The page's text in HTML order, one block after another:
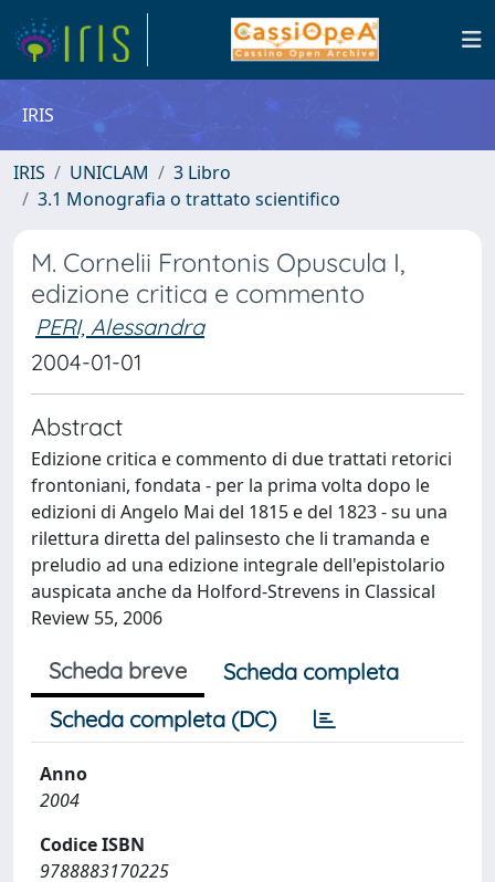
IRIS
IRIS UNICLAM
3 Libro
3.1 Monografia o trattato scientifico
M. Cornelii Frontonis Opuscula I,
edizione critica e commento
PERI, Alessandra
2004-01-01
Abstract
Edizione critica e commento di due trattati retorici
frontoniani, fondata - per la prima volta dopo le
edizioni di Angelo Mai del 1815 e del 1823 - su una
rilettura diretta del palinsesto che li tramanda e
preludio ad una edizione integrale dell'epistolario
auspicata anche da Holford-Strevens in Classical
Review 55, 2006
Scheda breve
Scheda completa
Scheda completa (DC)
Anno
2004
Codice ISBN
9788883170225